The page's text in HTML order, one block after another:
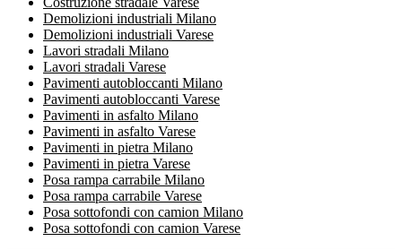
Demolizioni industriali Milano
Demolizioni industriali Varese
Lavori stradali Milano
Lavori stradali Varese
Pavimenti autobloccanti Milano
Pavimenti autobloccanti Varese
Pavimenti in asfalto Milano
Pavimenti in asfalto Varese
Pavimenti in pietra Milano
Pavimenti in pietra Varese
Posa rampa carrabile Milano
Posa rampa carrabile Varese
Posa sottofondi con camion Milano
Posa sottofondi con camion Varese